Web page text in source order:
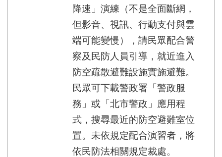
降速」演練（不是全面斷網，
但影音、視訊、行動支付與雲
端可能變慢），請民眾配合警
察及民防人員引導，就近進入
防空疏散避難設施實施避難。
民眾可下載警政署「警政服
務」或「北市警政」應用程
式，搜尋最近的防空避難室位
置。未依規定配合演習者，將
依民防法相關規定裁處。